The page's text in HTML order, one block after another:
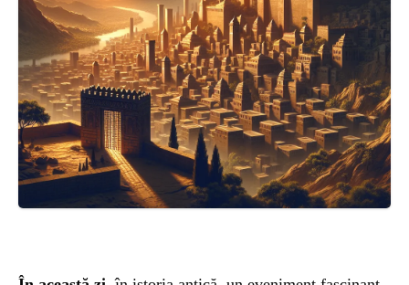
NATURĂ
STIRI
ȘTIINȚA
ANIMALE